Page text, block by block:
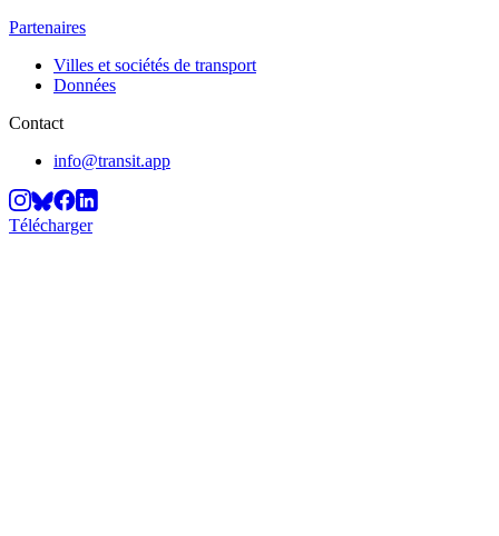
Partenaires
Villes et sociétés de transport
Données
Contact
info@transit.app
Télécharger